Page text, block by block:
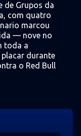
de Grupos da
com quatro
marcou
— nove no
toda a
durante
o Red Bull